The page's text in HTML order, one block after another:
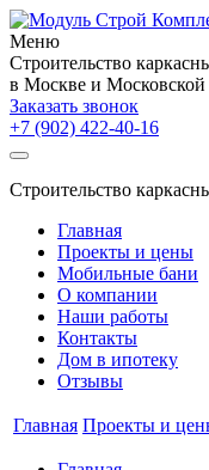
Меню
Cтроительство
в Москве и Московской
Заказать звонок
+7 (902) 422-40-16
Cтроительство
Главная
Проекты и цены
Мобильные бани
О компании
Наши работы
Контакты
Дом в ипотеку
Отзывы
Главная Проекты и